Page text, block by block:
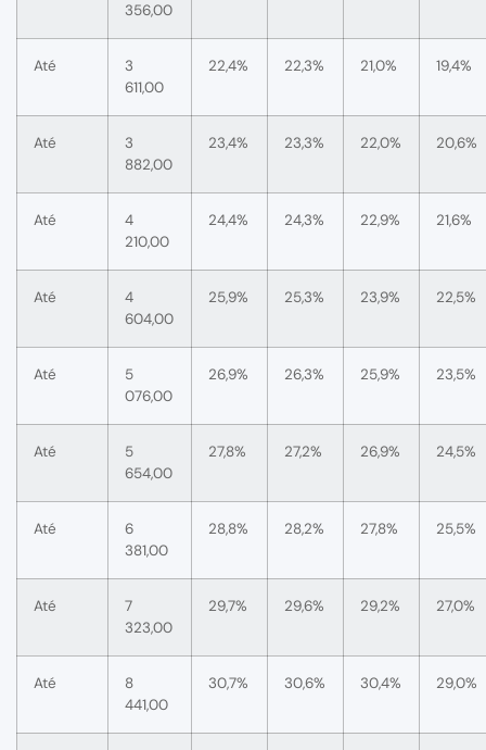
356,00
Até
3
611,00
22,4% 22,3% 21,0% 19,4%
Até
3
882,00
23,4% 23,3% 22,0% 20,6%
Até
4
210,00
24,4% 24,3% 22,9% 21,6%
Até
4
604,00
25,9% 25,3% 23,9% 22,5%
Até
5
076,00
26,9% 26,3% 25,9% 23,5%
Até
5
654,00
27,8% 27,2% 26,9% 24,5%
Até
6
381,00
28,8% 28,2% 27,8% 25,5%
Até
7
323,00
29,7% 29,6% 29,2% 27,0%
Até
8
441,00
30,7% 30,6% 30,4% 29,0%